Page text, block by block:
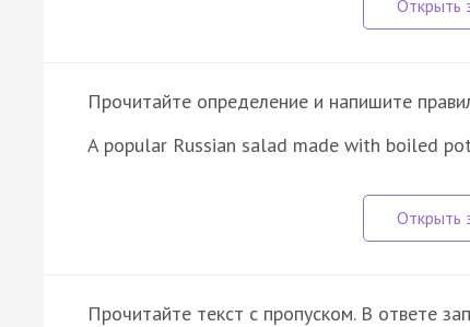
Прочитайте определение и напишите
A popular Russian salad made with boiled
Прочитайте текст с пропуском. В ответе